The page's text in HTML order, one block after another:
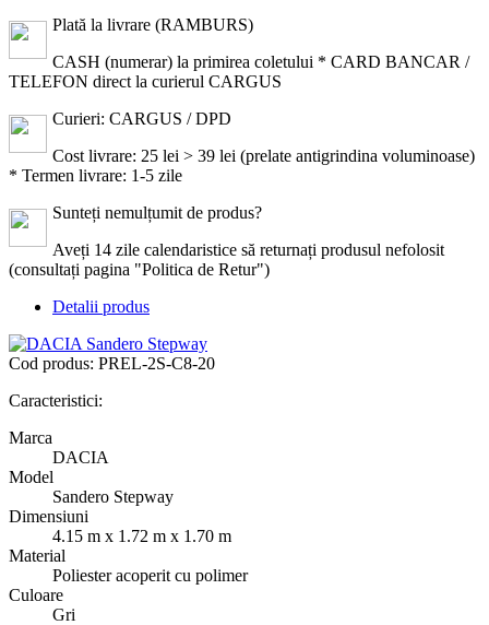
Plată la livrare (RAMBURS)
CASH (numerar) la primirea coletului * CARD BANCAR /
TELEFON direct la curierul CARGUS
Curieri: CARGUS / DPD
Cost livrare: 25 lei > 39 lei (prelate antigrindina voluminoase)
* Termen livrare: 1-5 zile
Sunteți nemulțumit de produs?
Aveți 14 zile calendaristice să returnați produsul nefolosit
(consultați pagina "Politica de Retur")
Detalii produs
Cod produs: PREL-2S-C8-20
Caracteristici:
Marca
DACIA
Model
Sandero Stepway
Dimensiuni
4.15 m x 1.72 m x 1.70 m
Material
Poliester acoperit cu polimer
Culoare
Gri